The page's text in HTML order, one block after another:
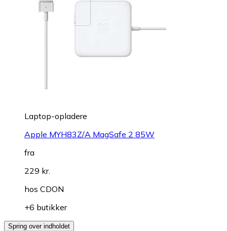
Laptop-opladere
Apple MYH83Z/A MagSafe 2 85W
fra
229 kr.
hos CDON
+6 butikker
Spring over indholdet